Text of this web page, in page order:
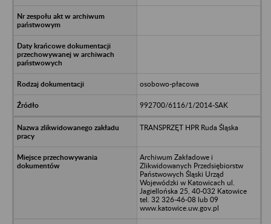
osobowo-płacowa
992700/6116/1/2014-SAK
TRANSPRZĘT HPR Ruda Śląska
Archiwum Zakładowe i
Zlikwidowanych Przedsiębiorstw
Państwowych Śląski Urząd
Wojewódzki w Katowicach ul.
Jagiellońska 25, 40-032 Katowice
tel. 32 326-46-08 lub 09
www.katowice.uw.gov.pl